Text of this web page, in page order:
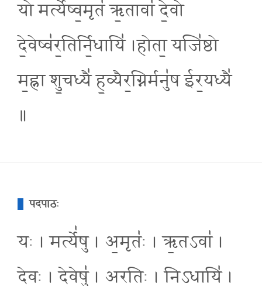
यो मर्त्ये॑ष्व॒मृत॑ ऋ॒तावा॑ दे॒वो
दे॒वेष्व॑र॒तिर्नि॒धायि॑ ।होता॒ यजि॑ष्ठो
म॒ह्ना शु॒चध्यै॑ ह॒व्यैर॒ग्निर्मनु॑ष ईर॒यध्यै॑
॥
पदपाठः
यः । मर्त्ये॑षु । अ॒मृतः॑ । ऋ॒तऽवा॑ ।
दे॒वः । दे॒वेषु॑ । अ॒र॒तिः । नि॒ऽधायि॑ ।